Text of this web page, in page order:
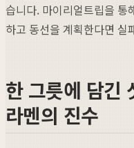
습니다. 마이리얼트립을 통
하고 동선을 계획한다면 실
한 그릇에 담긴
라멘의 진수